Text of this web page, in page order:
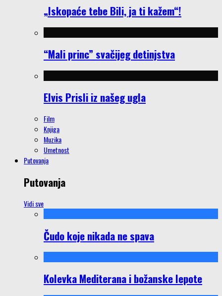
„Iskopaće tebe Bili, ja ti kažem“!
“Mali princ” svačijeg detinjstva
Elvis Prisli iz našeg ugla
Film
Knjiga
Muzika
Umetnost
Putovanja
Putovanja
Vidi sve
Čudo koje nikada ne spava
Kolevka Mediterana i božanske lepote